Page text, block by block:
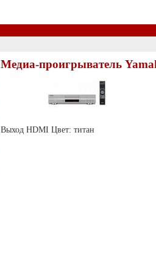
Медиа-проигрыватель
Выход HDMI Цвет: титан